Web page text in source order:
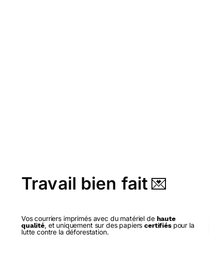
Travail bien fait 💌
Vos courriers imprimés avec du matériel de haute
qualité, et uniquement sur des papierscertifiéspour la
lutte contre la déforestation.